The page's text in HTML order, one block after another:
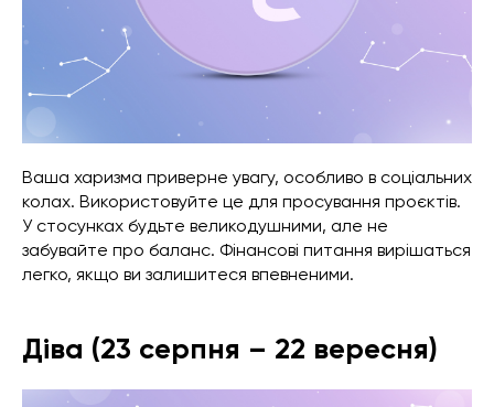
Ваша харизма приверне увагу, особливо в соціальних
колах. Використовуйте це для просування проєктів.
У стосунках будьте великодушними, але не
забувайте про баланс. Фінансові питання вирішаться
легко, якщо ви залишитеся впевненими.
Діва (23 серпня – 22 вересня)